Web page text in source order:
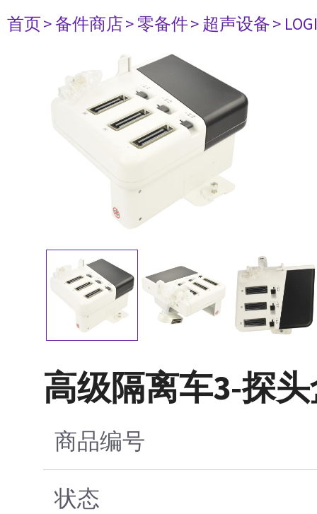
首页> 备件商店> 零备件> 超声设备>
高级隔离车3-探
商品编号
状态